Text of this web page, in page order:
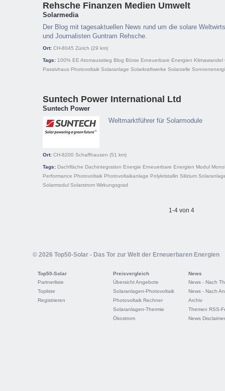
Rehsche Finanzen Medien Umwelt
Solarmedia
Der Blog mit tagesaktuellen News rund um die solare
und Journalisten Guntram Rehsche.
Ort: CH-8045 Zürich (29 km)
Tags: 100% EE Atomausstieg Blog Börse Erneuerbare Energien Klimawandel
Passivhaus Photovoltaik Solaranlage Solarkraftwerke Solarzelle
Suntech Power International Ltd
Suntech Power
Weltmarktführer für Solarmodule
Ort: CH-8200 Schaffhausen (51 km)
Tags: Dachfläche Dachintegration Energie Erneuerbare Energien Modul
Performance Photovoltaik Photovoltaikanlage Polykristallin Silizium
Solarmodul Solarstrom Wirkungsgrad
1-4 von 4
© 2026 Top50-Solar - Das Tor zur Welt der Erneuerbaren Energien
Top50-Solar
Partnerliste
Topliste
Registrieren
Preisvergleich
Übersicht Angebote
Solaranlagen-Photovoltaik
Photovoltaik Rechner
Solaranlagen-Thermie
Ökostrom
News
News - Nach
News - Nach
Archiv
Themen RSS-
News Disclaimer